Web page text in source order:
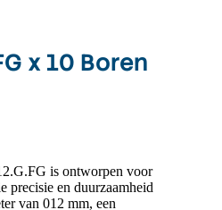
x 10 Boren
is ontworpen voor
precisie en duurzaamheid
van 012 mm, een